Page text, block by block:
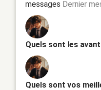
messages Dernier
Quels sont les
Quels sont vos